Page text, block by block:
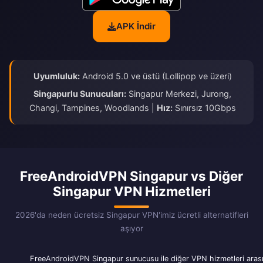
APK İndir
Uyumluluk:Android 5.0 ve üstü (Lollipop ve üzeri)
Singapurlu Sunucuları: Singapur Merkezi, Jurong,
Changi, Tampines, Woodlands | Hız:Sınırsız 10Gbps
FreeAndroidVPN Singapur vs Diğer
Singapur VPN Hizmetleri
2026'da neden ücretsiz Singapur VPN'imiz ücretli alternatifleri
aşıyor
FreeAndroidVPN Singapur sunucusu ile diğer VPN hizmetleri